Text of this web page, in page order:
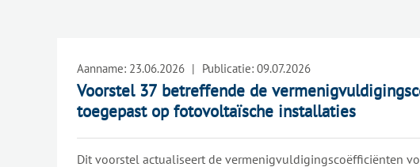
Aanname: 23.06.2026 | Publicatie: 09.07.2026
Voorstel 37 betreffende de
toegepast op fotovoltaïsche installaties
Dit voorstel actualiseert de vermenigvuldigingscoëfficiënten